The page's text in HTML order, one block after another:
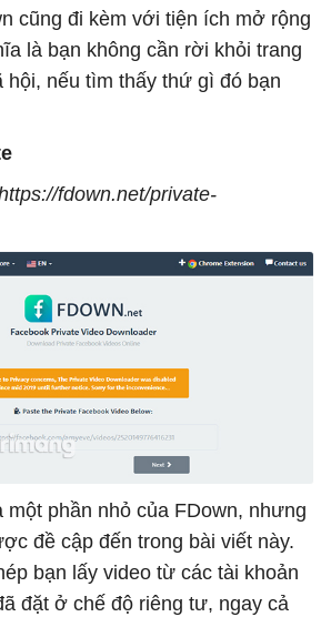
cũng đi kèm với tiện ích mở rộng
là bạn không cần rời khỏi trang
hội, nếu tìm thấy thứ gì đó bạn
fdown.net/private-
một phần nhỏ của FDown, nhưng
đề cập đến trong bài viết này.
bạn lấy video từ các tài khoản
đặt ở chế độ riêng tư, ngay cả